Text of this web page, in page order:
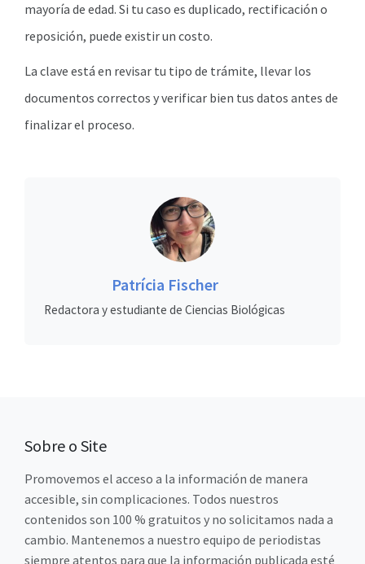
mayoría de edad. Si tu caso es duplicado, rectificación o
reposición, puede existir un costo.
La clave está en revisar tu tipo de trámite, llevar los
documentos correctos y verificar bien tus datos antes de
finalizar el proceso.
Patrícia Fischer
Redactora y estudiante de Ciencias Biológicas
Sobre o Site
Promovemos el acceso a la información de manera
accesible, sin complicaciones. Todos nuestros
contenidos son 100 % gratuitos y no solicitamos nada a
cambio. Mantenemos a nuestro equipo de periodistas
siempre atentos para que la información publicada esté